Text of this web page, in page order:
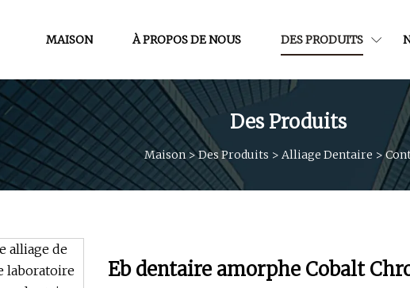
MAISON À PROPOS DE NOUS DES PRODUITS
Des Produits
Maison >Des Produits > Alliage Dentaire >
Eb dentaire amorphe Cobalt